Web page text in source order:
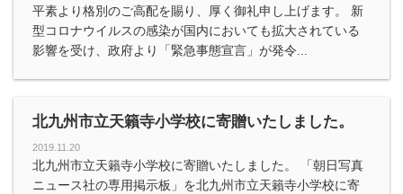
平素より格別のご高配を賜り、厚く御礼申し上げます。 新
型コロナウイルスの感染が国内においても拡大されている
影響を受け、政府より「緊急事態宣言」が発令...
北九州市立天籟寺小学校に寄贈いたしました。
2019.11.20
北九州市立天籟寺小学校に寄贈いたしました。 「朝日写真
ニュース社の専用掲示板」を北九州市立天籟寺小学校に寄